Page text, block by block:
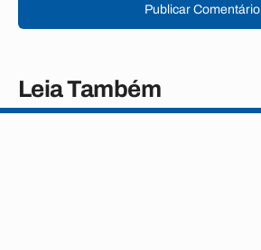
Publicar Comentário
Leia Também